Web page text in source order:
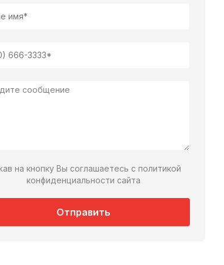
на кнопку Вы соглашаетесь с политикой
конфиденциальности сайта
Отправить